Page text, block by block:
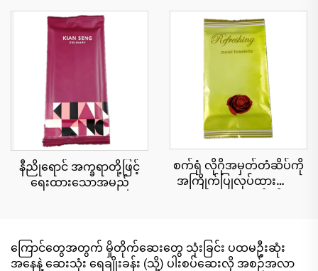
နီညိုရောင် အက္ခရာတို့ဖြင့်
ရေးထားသောအမည်
စက်ရုံ လိုဂိုအမှတ်တံဆိပ်ကို
အကြိုက်ပြုလုပ်ထားသော
ခရီးသွားခြင်း ပါတီ ကြော်ငြာ
မှု တိုးတက်မှုအတွက်
ကြောင်တွေအတွက် မှိုတိုက်ဆေးတွေ သုံးခြင်း ပထမဦးဆုံး
အနေနဲ့ ဆေးသုံး ရေချိုးခန်း (သို့) ပါးစပ်ဆေးလို အစဉ်အလာ